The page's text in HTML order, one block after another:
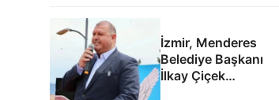
İzmir, Menderes
Belediye Başkanı
İlkay Çiçek